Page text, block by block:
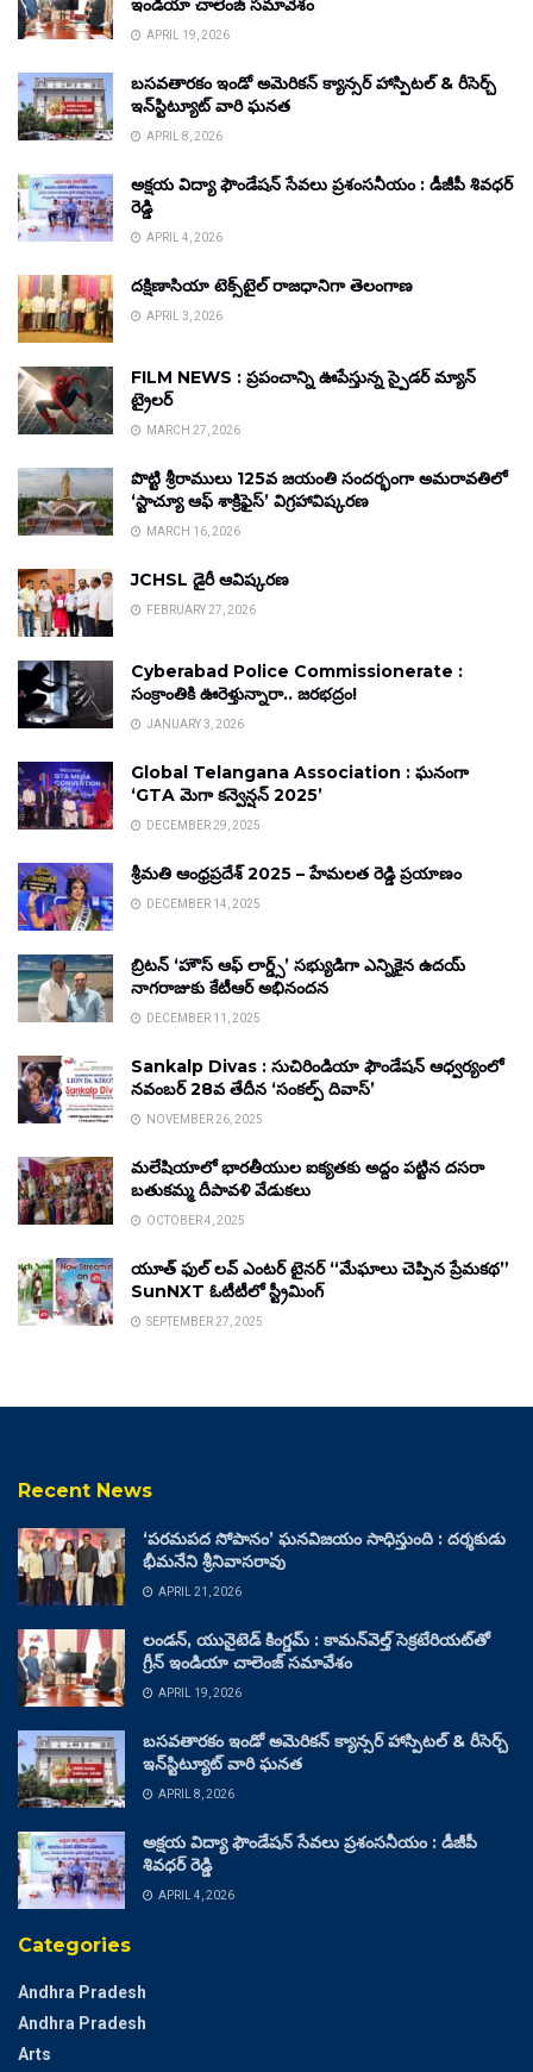
ఇండియా చాలెంజ్ సమావేశం
APRIL 19, 2026
బసవతారకం ఇండో అమెరికన్ క్యాన్సర్ హాస్పిటల్ & రీసెర్చ్
ఇన్‌స్టిట్యూట్ వారి ఘనత
APRIL 8, 2026
అక్షయ విద్యా ఫౌండేషన్ సేవలు ప్రశంసనీయం : డీజీపీ శివధర్
రెడ్డి
APRIL 4, 2026
దక్షిణాసియా టెక్స్‌టైల్ రాజధానిగా తెలంగాణ
APRIL 3, 2026
FILM NEWS : ప్రపంచాన్ని ఊపేస్తున్న స్పైడర్ మ్యాన్
ట్రైలర్
MARCH 27, 2026
పొట్టి శ్రీరాములు 125వ జయంతి సందర్భంగా అమరావతిలో
‘స్టాచ్యూ ఆఫ్ శాక్రిఫైస్’ విగ్రహావిష్కరణ
MARCH 16, 2026
JCHSL డైరీ ఆవిష్కరణ
FEBRUARY 27, 2026
Cyberabad Police Commissionerate :
సంక్రాంతికి ఊరెళ్తున్నారా.. జరభద్రం!
JANUARY 3, 2026
Global Telangana Association : ఘనంగా
‘GTA మెగా కన్వెన్షన్ 2025’
DECEMBER 29, 2025
శ్రీమతి ఆంధ్రప్రదేశ్ 2025 – హేమలత రెడ్డి ప్రయాణం
DECEMBER 14, 2025
బ్రిటన్ ‘హౌస్ ఆఫ్ లార్డ్స్’ సభ్యుడిగా ఎన్నికైన ఉదయ్
నాగరాజుకు కేటీఆర్ అభినందన
DECEMBER 11, 2025
Sankalp Divas : సుచిరిండియా ఫౌండేషన్ ఆధ్వర్యంలో
నవంబర్ 28వ తేదీన ‘సంకల్ప్ దివాస్’
NOVEMBER 26, 2025
మలేషియాలో భారతీయుల ఐక్యతకు అద్దం పట్టిన దసరా
బతుకమ్మ దీపావళి వేడుకలు
OCTOBER 4, 2025
యూత్ ఫుల్ లవ్ ఎంటర్ టైనర్ “మేఘాలు చెప్పిన ప్రేమకథ”
SunNXT ఓటీటీలో స్ట్రీమింగ్
SEPTEMBER 27, 2025
Recent News
‘పరమపద సోపానం’ ఘనవిజయం సాధిస్తుంది : దర్శకుడు
భీమనేని శ్రీనివాసరావు
APRIL 21, 2026
లండన్, యునైటెడ్ కింగ్డమ్ : కామన్‌వెల్త్ సెక్రటేరియట్‌తో
గ్రీన్ ఇండియా చాలెంజ్ సమావేశం
APRIL 19, 2026
బసవతారకం ఇండో అమెరికన్ క్యాన్సర్ హాస్పిటల్ & రీసెర్చ్
ఇన్‌స్టిట్యూట్ వారి ఘనత
APRIL 8, 2026
అక్షయ విద్యా ఫౌండేషన్ సేవలు ప్రశంసనీయం : డీజీపీ
శివధర్ రెడ్డి
APRIL 4, 2026
Categories
Andhra Pradesh
Andhra Pradesh
Arts